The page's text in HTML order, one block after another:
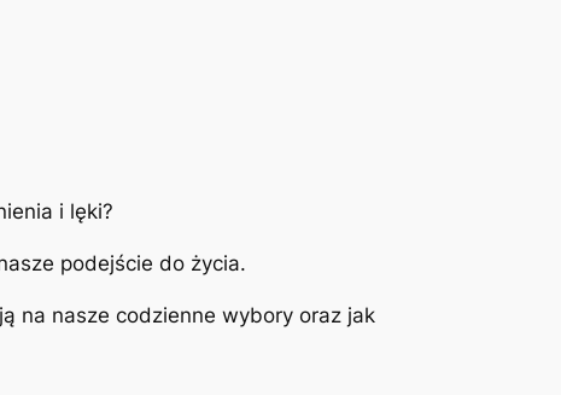
i lęki?
podejście do życia.
na nasze codzienne wybory oraz jak